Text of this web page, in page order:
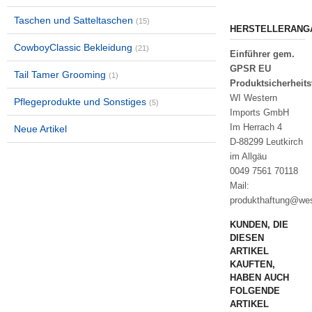
Einführer gem.
GPSR EU
WI Western
Imports GmbH
Im Herrach 4
D-88299 Leutkirch
im Allgäu
0049 7561 70118
Mail:
KUNDEN, DIE
DIESEN
ARTIKEL
KAUFTEN,
HABEN AUCH
FOLGENDE
ARTIKEL
Taschen und Satteltaschen (15)
CowboyClassic Bekleidung (21)
Tail Tamer Grooming (1)
Pflegeprodukte und Sonstiges (5)
Neue Artikel